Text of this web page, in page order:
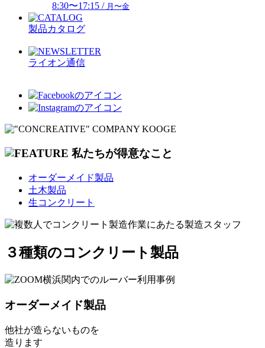
8:30〜17:15 / 月〜金
製品カタログ
ライオン通信
私たちが得意なこと
オーダーメイド製品
土木製品
生コンクリート
３種類のコンクリート製品
オーダーメイド製品
他社が造らないものを
造ります